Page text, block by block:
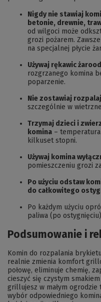
Nigdy nie stawiaj
betonie, drewnie,
od wilgoci może
grozi pożarem.
na specjalnej płycie
Używaj rękawic
rozgrzanego komina
poparzenie.
Nie zostawiaj
szczególnie w
Trzymaj dzieci i
komina –
kilkuset stopni.
Używaj komina
pomieszczeniu grozi
Po użyciu odstaw
do całkowitego
Po każdym użyciu
paliwa (po
Podsumowanie i
Komin do rozpalania
realnie zmienia komfort
połowę, eliminuje chemię,
cieszyć się czystym
grillujesz w małym ogrodzie
wybór odpowiedniego